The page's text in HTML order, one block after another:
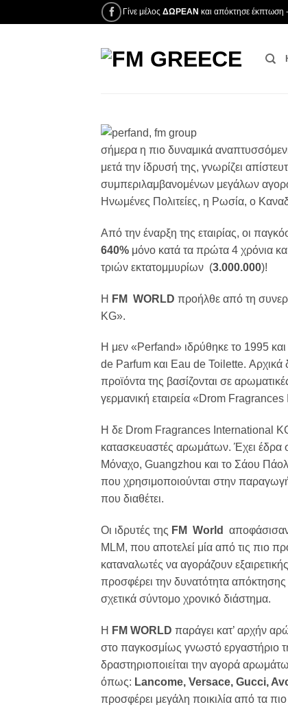
στο
Γίνε μέλος ΔΩΡΕΑΝ και απόκτησε έκπτωση
σήμερα η πιο δυναμικά
μετά την ίδρυσή της, γνωρίζει
συμπεριλαμβανομένων μεγάλων
Ηνωμένες Πολιτείες, η Ρωσία, ο
Από την έναρξη της εταιρίας, οι
640% μόνο κατά τα πρώτα 4 χρόνια
τριών εκτατομμυρίων (3.000.000)!
Η FM WORLD προήλθε από τη
KG».
Η μεν «Perfand» ιδρύθηκε το 1995
de Parfum και Eau de Toilette. Αρχικά
προϊόντα της βασίζονται σε
γερμανική εταιρεία «Drom
Η δε Drom Fragrances International KG
κατασκευαστές αρωμάτων. Έχει έδρα
Μόναχο, Guangzhou και το Σάου
που χρησιμοποιούνται στην
που διαθέτει.
Οι ιδρυτές της FM World
αποφάσισαν
MLM, που αποτελεί μία από τις πιο
καταναλωτές να αγοράζουν
προσφέρει την δυνατότητα
σχετικά σύντομο χρονικό διάστημα.
Η FM WORLD παράγει κατ’ αρχήν
στο παγκοσμίως γνωστό εργαστήριο
δραστηριοποιείται την αγορά
όπως: Lancοme, Versace, Gucci,
προσφέρει μεγάλη ποικιλία από τα